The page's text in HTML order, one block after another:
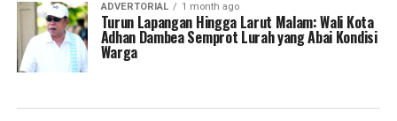
ADVERTORIAL 1 month ago
Turun Lapangan Hingga Larut Malam: Wali Kota
Adhan Dambea Semprot Lurah yang Abai Kondisi
Warga